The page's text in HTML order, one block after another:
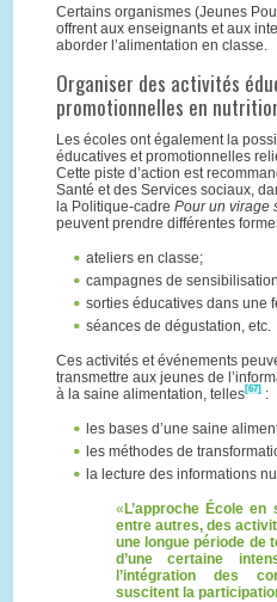
Certains organismes (Jeunes
offrent aux enseignants et aux
aborder l’alimentation en classe.
Organiser des activités
promotionnelles en
Les écoles ont également la
éducatives et promotionnelles
Cette piste d’action est
Santé et des Services sociaux,
la Politique-cadre Pour un virage
peuvent prendre différentes
ateliers en classe;
campagnes de
sorties éducatives dans une
séances de dégustation, etc.
Ces activités et événements
transmettre aux jeunes de
à la saine alimentation, telles[67] :
les bases d’une saine
les méthodes de
la lecture des informations
L’approche École
entre autres, des
une longue période de
d’une certaine
l’intégration des
suscitent la